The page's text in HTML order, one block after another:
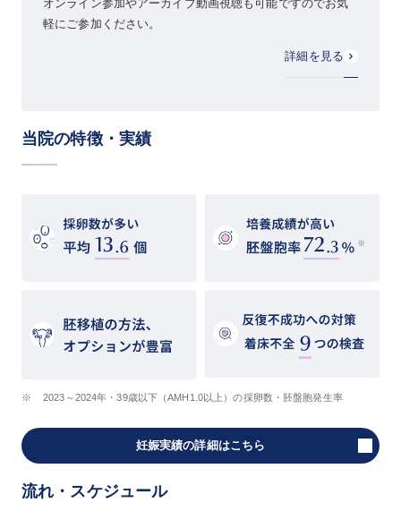
オンライン参加やアーカイブ動画視聴も可能ですのでお気
軽にご参加ください。
詳細を見る
当院の特徴・実績
※ 2023～2024年・39歳以下（AMH1.0以上）の採卵数・胚盤胞発生率
妊娠実績の詳細はこちら
流れ・スケジュール